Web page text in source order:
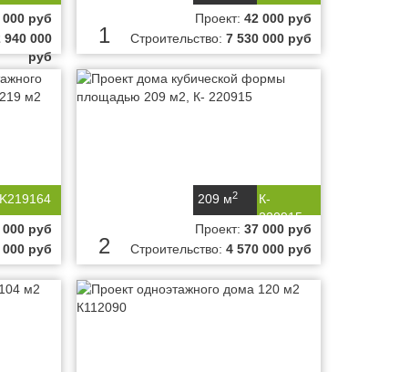
000 руб
940 000
руб
1
Проект: 42 000 руб
Строительство: 7 530 000 руб
K219164
000 руб
000 руб
К-
220915
209 м2
2
Проект: 37 000 руб
Строительство: 4 570 000 руб